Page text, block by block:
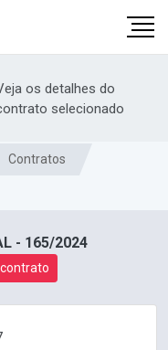
os detalhes do
selecionado
Contratos
- 165/2024